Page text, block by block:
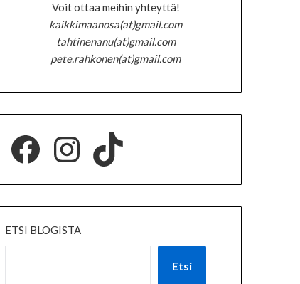
Voit ottaa meihin yhteyttä!
kaikkimaanosa(at)gmail.com
tahtinenanu(at)gmail.com
pete.rahkonen(at)gmail.com
ETSI BLOGISTA
Etsi